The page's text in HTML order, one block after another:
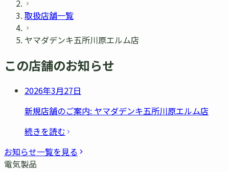
取扱店舗一覧
ヤマダデンキ五所川原エルム店
この店舗のお知らせ
2026年3月27日
新規店舗のご案内: ヤマダデンキ五所川原エルム店
続きを読む
お知らせ一覧を見る
電気製品